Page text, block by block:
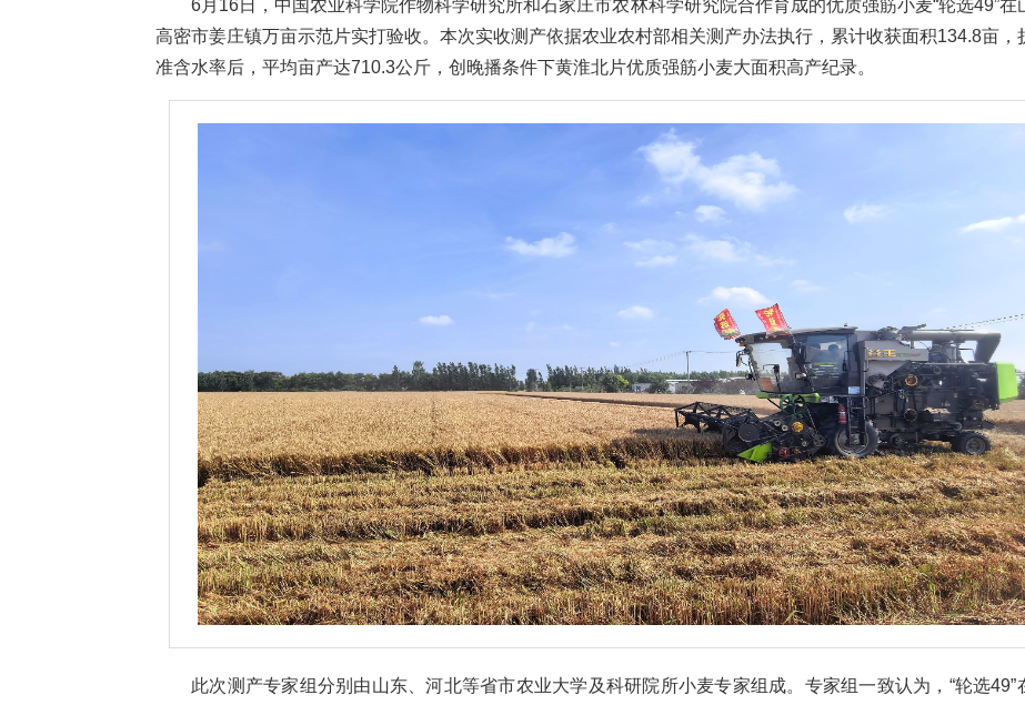
6月16日，中国农业科学院作物科学研究所和石家庄市农林科学研究院合作育成的优质强筋小麦“轮选49”在
高密市姜庄镇万亩示范片实打验收。本次实收测产依据农业农村部相关测产办法执行，累计收获面积134.8亩，
准含水率后，平均亩产达710.3公斤，创晚播条件下黄淮北片优质强筋小麦大面积高产纪录。
此次测产专家组分别由山东、河北等省市农业大学及科研院所小麦专家组成。专家组一致认为，“轮选49”